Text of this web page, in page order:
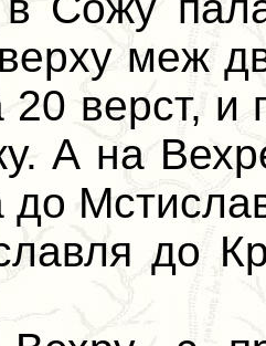
меж
верст, и
А на
до